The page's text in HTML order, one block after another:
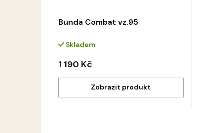
Bunda Combat vz.95
Skladem
1 190 Kč